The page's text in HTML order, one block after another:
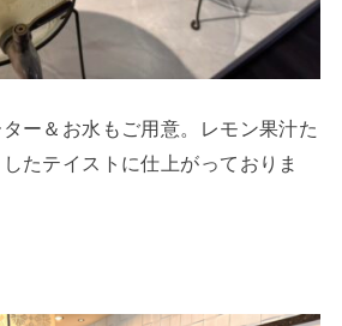
ー＆お水もご用意。レモン果汁た
たテイストに仕上がっておりま